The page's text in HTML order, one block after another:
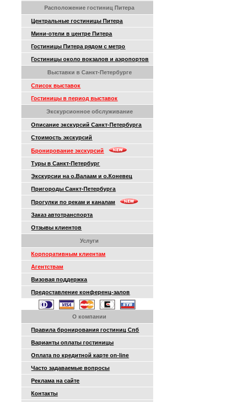
Расположение гостиниц Питера
Центральные гостиницы Питера
Мини-отели в центре Питера
Гостиницы Питера рядом с метро
Гостиницы около вокзалов и аэропортов
Выставки в Санкт-Петербурге
Список выставок
Гостиницы в период выставок
Экскурсионное обслуживание
Описание экскурсий Санкт-Петербурга
Стоимость экскурсий
Бронирование экскурсий
Туры в Санкт-Петербург
Экскурсии на о.Валаам и о.Коневец
Пригороды Санкт-Петербурга
Прогулки по рекам и каналам
Заказ автотранспорта
Отзывы клиентов
Услуги
Корпоративным клиентам
Агентствам
Визовая поддержка
Предоставление конференц-залов
О компании
Правила бронирования гостиниц Спб
Варианты оплаты гостиницы
Оплата по кредитной карте on-line
Часто задаваемые вопросы
Реклама на сайте
Контакты